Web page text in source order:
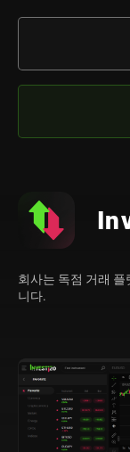
회사는 독점 거래
니다.